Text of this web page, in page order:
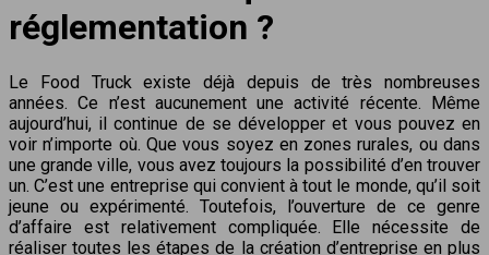
réglementation ?
Le Food Truck existe déjà depuis de très nombreuses
années. Ce n’est aucunement une activité récente. Même
aujourd’hui, il continue de se développer et vous pouvez en
voir n’importe où. Que vous soyez en zones rurales, ou dans
une grande ville, vous avez toujours la possibilité d’en trouver
un. C’est une entreprise qui convient à tout le monde, qu’il soit
jeune ou expérimenté. Toutefois, l’ouverture de ce genre
d’affaire est relativement compliquée. Elle nécessite de
réaliser toutes les étapes de la création d’entreprise en plus